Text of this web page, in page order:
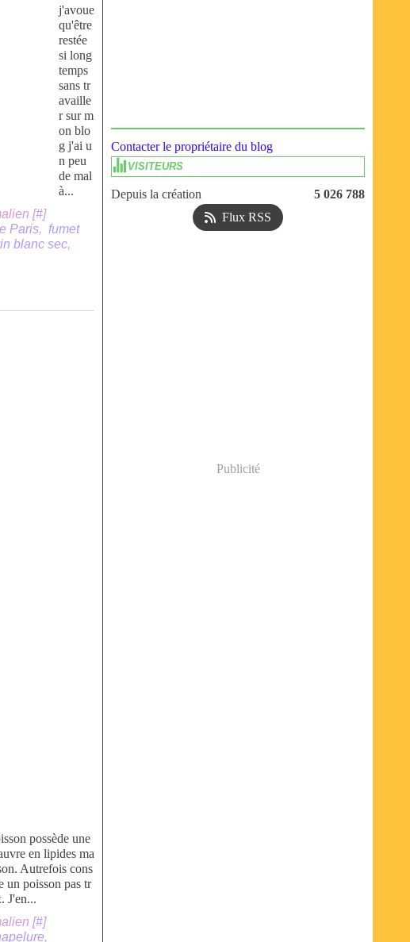
j'avoue
qu'être
restée
si long
temps
sans tr
availle
r sur m
on blo
g j'ai u
n peu
de mal
à...
[#]
Paris, fumet
blanc sec,
possède une
en lipides ma
Autrefois cons
un poisson pas tr
J'en...
[#]
,
Contacter le propriétaire du blog
VISITEURS
Depuis la création
5 026 788
Flux RSS
Publicité